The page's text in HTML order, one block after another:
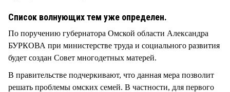
Список волнующих тем уже определен.
По поручению губернатора Омской области Александра
БУРКОВА при министерстве труда и социального развития
будет создан Совет многодетных матерей.
В правительстве подчеркивают, что данная мера позволит
решать проблемы омских семей. В частности, для первого